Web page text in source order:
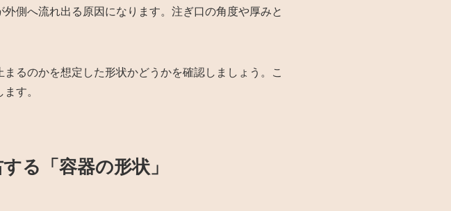
側へ流れ出る原因になります。注ぎ口の角度や厚みと
るのかを想定した形状かどうかを確認しましょう。こ
す。
る「容器の形状」